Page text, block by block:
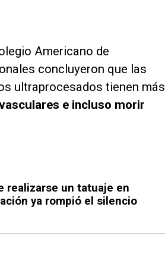
Americano de
concluyeron que las
ultraprocesados tienen más
e incluso morir
realizarse un tatuaje en
ya rompió el silencio